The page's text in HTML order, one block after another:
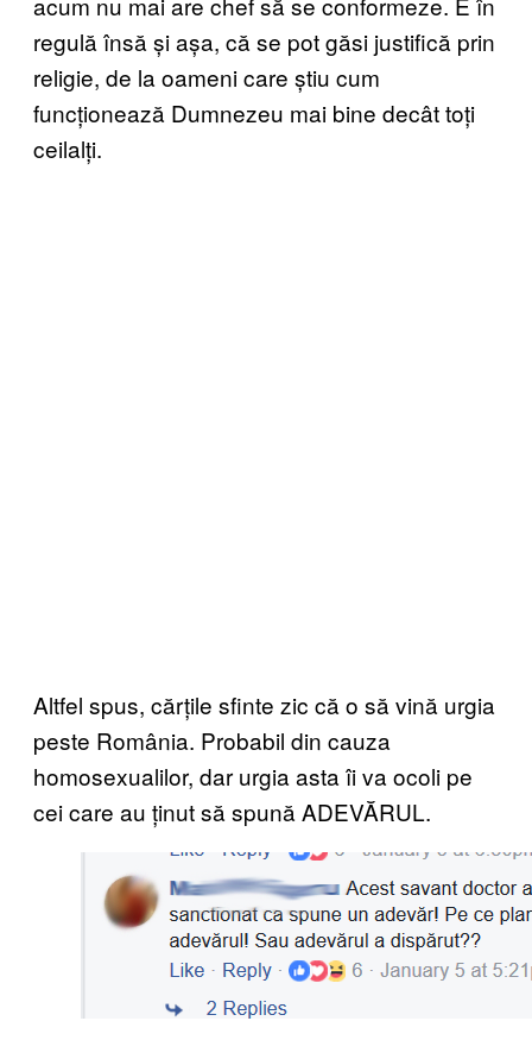
regulă însă și așa, că se pot găsi justifică prin
religie, de la oameni care știu cum
funcționează Dumnezeu mai bine decât toți
ceilalți.
Altfel spus, cărțile sfinte zic că o să vină urgia
peste România. Probabil din cauza
homosexualilor, dar urgia asta îi va ocoli pe
cei care au ținut să spună ADEVĂRUL.